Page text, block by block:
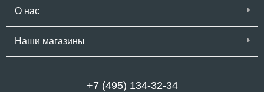
О нас
Наши магазины
+7 (495) 134-32-34